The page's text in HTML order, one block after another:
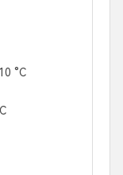
°C